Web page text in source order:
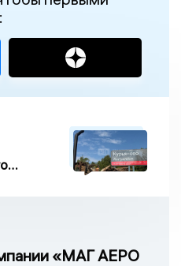
«МАГ АЕРО